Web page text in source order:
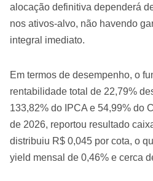
alocação definitiva dependerá
nos ativos-alvo, não havendo
integral imediato.
Em termos de desempenho, o
rentabilidade total de 22,79%
133,82% do IPCA e 54,99% do
de 2026, reportou resultado
distribuiu R$ 0,045 por cota, o
yield mensal de 0,46% e cerca